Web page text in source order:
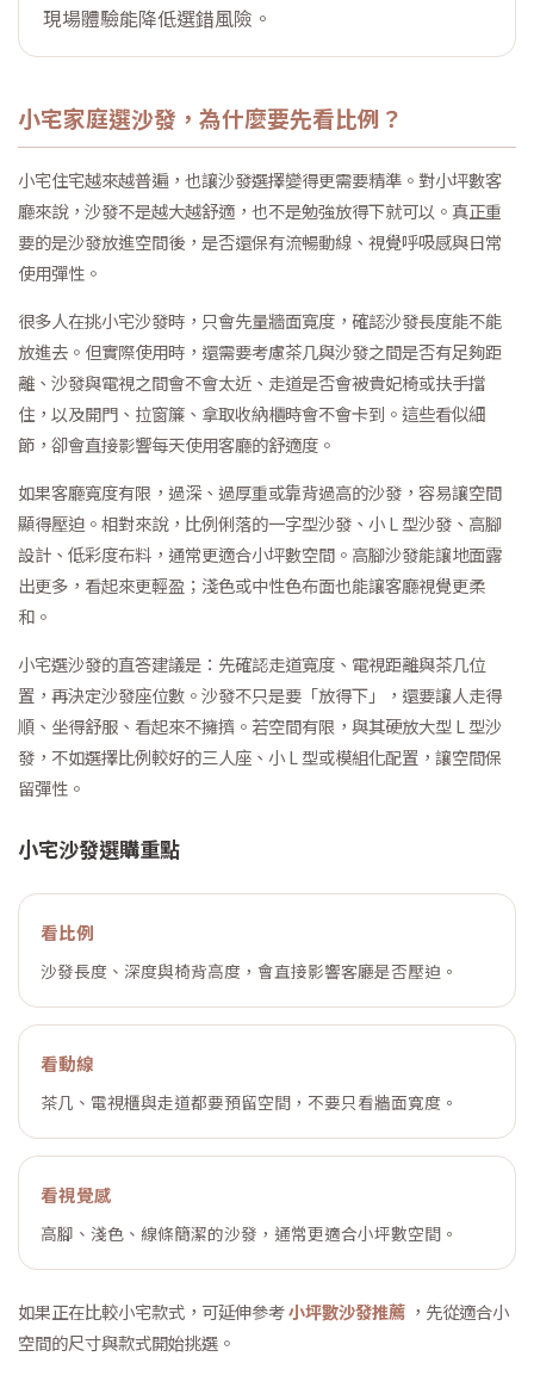
現場體驗能降低選錯風險。
小宅家庭選沙發，為什麼要先看比例？
小宅住宅越來越普遍，也讓沙發選擇變得更需要精準。對小坪數客
廳來說，沙發不是越大越舒適，也不是勉強放得下就可以。真正重
要的是沙發放進空間後，是否還保有流暢動線、視覺呼吸感與日常
使用彈性。
很多人在挑小宅沙發時，只會先量牆面寬度，確認沙發長度能不能
放進去。但實際使用時，還需要考慮茶几與沙發之間是否有足夠距
離、沙發與電視之間會不會太近、走道是否會被貴妃椅或扶手擋
住，以及開門、拉窗簾、拿取收納櫃時會不會卡到。這些看似細
節，卻會直接影響每天使用客廳的舒適度。
如果客廳寬度有限，過深、過厚重或靠背過高的沙發，容易讓空間
顯得壓迫。相對來說，比例俐落的一字型沙發、小 L 型沙發、高腳
設計、低彩度布料，通常更適合小坪數空間。高腳沙發能讓地面露
出更多，看起來更輕盈；淺色或中性色布面也能讓客廳視覺更柔
和。
小宅選沙發的直答建議是：先確認走道寬度、電視距離與茶几位
置，再決定沙發座位數。沙發不只是要「放得下」，還要讓人走得
順、坐得舒服、看起來不擁擠。若空間有限，與其硬放大型 L 型沙
發，不如選擇比例較好的三人座、小 L 型或模組化配置，讓空間保
留彈性。
小宅沙發選購重點
看比例
沙發長度、深度與椅背高度，會直接影響客廳是否壓迫。
看動線
茶几、電視櫃與走道都要預留空間，不要只看牆面寬度。
看視覺感
高腳、淺色、線條簡潔的沙發，通常更適合小坪數空間。
如果正在比較小宅款式，可延伸參考小坪數沙發推薦 ，先從適合小
空間的尺寸與款式開始挑選。